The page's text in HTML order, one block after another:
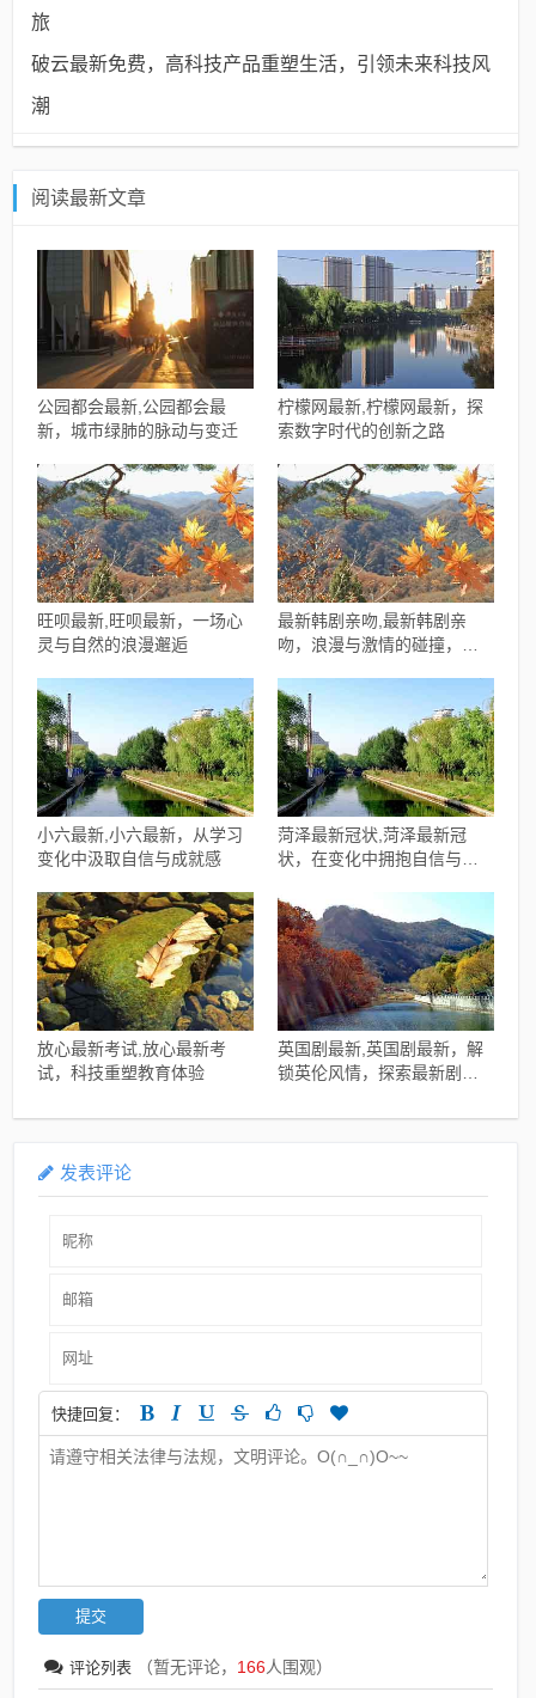
旅
破云最新免费，高科技产品重塑生活，引领未来科技风
潮
阅读最新文章
公园都会最新,公园都会最
新，城市绿肺的脉动与变迁
柠檬网最新,柠檬网最新，探
索数字时代的创新之路
旺呗最新,旺呗最新，一场心
灵与自然的浪漫邂逅
最新韩剧亲吻,最新韩剧亲
吻，浪漫与激情的碰撞，每
小六最新,小六最新，从学习
变化中汲取自信与成就感
菏泽最新冠状,菏泽最新冠
状，在变化中拥抱自信与成
放心最新考试,放心最新考
试，科技重塑教育体验
英国剧最新,英国剧最新，解
锁英伦风情，探索最新剧集
发表评论
快捷回复：
评论列表 （暂无评论， 166人围观）